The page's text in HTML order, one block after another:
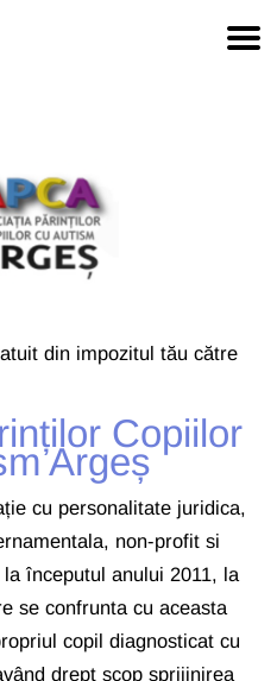
din impozitul tău către
Copiilor
Argeș
cu personalitate juridica,
non-profit si
începutul anului 2011, la
se confrunta cu aceasta
copil diagnosticat cu
drept scop sprijinirea